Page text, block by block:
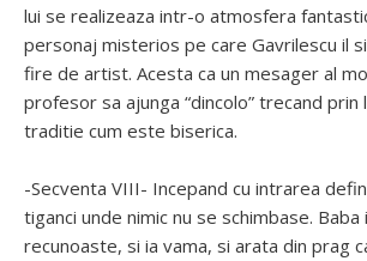
lui se realizeaza intr-o atmosfera
personaj misterios pe care Gavrilescu il
fire de artist. Acesta ca un mesager al
profesor sa ajunga “dincolo” trecand prin
traditie cum este biserica.
-Secventa VIII- Incepand cu intrarea
tiganci unde nimic nu se schimbase. Baba
recunoaste, si ia vama, si arata din prag